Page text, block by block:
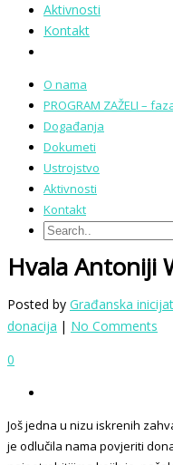
Aktivnosti
Kontakt
O nama
PROGRAM ZAŽELI –
Događanja
Dokumeti
Ustrojstvo
Aktivnosti
Kontakt
Hvala Antoniji
Posted by Građanska
donacija | No Comments
0
Još jedna u nizu iskrenih
je odlučila nama povjeriti